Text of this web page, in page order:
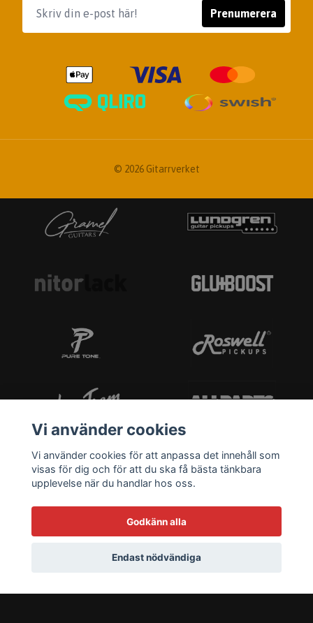
Prenumerera
© 2026 Gitarrverket
Vi använder cookies
Vi använder cookies för att anpassa det innehåll som
visas för dig och för att du ska få bästa tänkbara
upplevelse när du handlar hos oss.
Godkänn alla
Endast nödvändiga